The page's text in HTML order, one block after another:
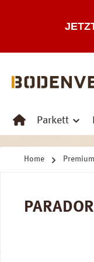
Parkett
Home